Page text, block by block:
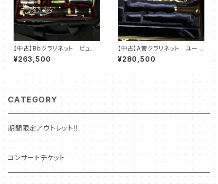
【中古】Bbクラリネット ビュッ
フェクランポン E13
¥263,500
【中古】A管クラリネット ユーベ
ル Advantage
¥280,500
CATEGORY
期間限定アウトレット‼
コンサートチケット